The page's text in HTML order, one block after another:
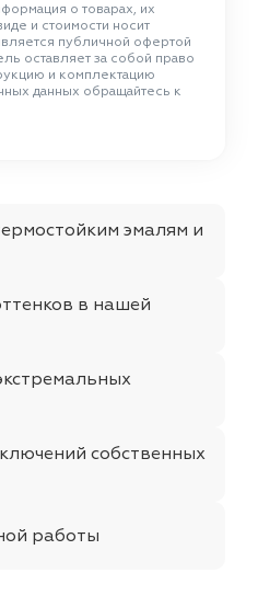
о товарах, их
и стоимости носит
публичной офертой
оставляет за собой право
и комплектацию
данных обращайтесь к
эмалям и
в нашей
собственных
работы